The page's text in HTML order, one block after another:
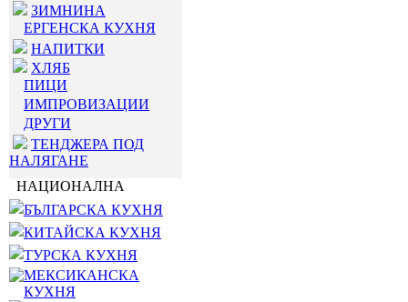
ЗИМНИНА
ЕРГЕНСКА КУХНЯ
НАПИТКИ
ХЛЯБ
ПИЦИ
ИМПРОВИЗАЦИИ
ДРУГИ
ТЕНДЖЕРА ПОД
НАЛЯГАНЕ
НАЦИОНАЛНА
БЪЛГАРСКА КУХНЯ
КИТАЙСКА КУХНЯ
ТУРСКА КУХНЯ
МЕКСИКАНСКА
КУХНЯ